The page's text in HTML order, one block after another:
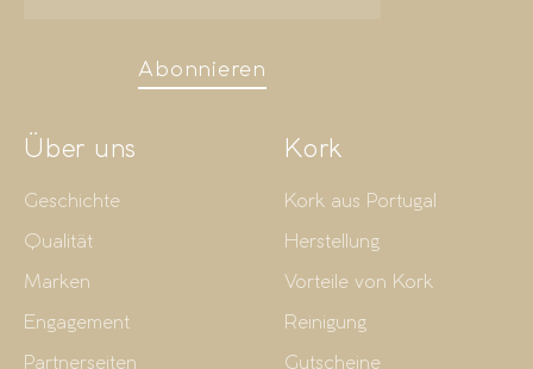
Abonnieren
Über uns
Geschichte
Qualität
Marken
Engagement
Partnerseiten
Kork
Kork aus Portugal
Herstellung
Vorteile von Kork
Reinigung
Gutscheine